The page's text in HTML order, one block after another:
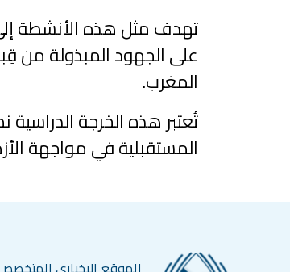
تهدف مثل هذه الأنشطة إلى
على الجهود المبذولة من
المغرب.
تُعتبر هذه الخرجة الدراسية
المستقبلية في مواجهة